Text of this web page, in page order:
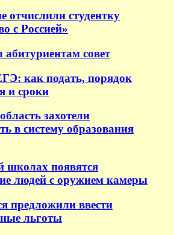
студентку
с Россией»
абитуриентам совет
как подать, порядок
и сроки
захотели
в систему образования
школах появятся
людей с оружием камеры
предложили ввести
льготы